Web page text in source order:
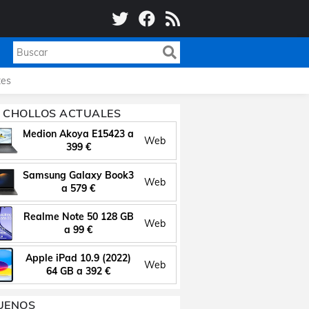
CHOLLOS ACTUALES
Medion Akoya E15423 a
399 €
Web
Samsung Galaxy Book3
a 579 €
Web
Realme Note 50 128 GB
a 99 €
Web
Apple iPad 10.9 (2022)
64 GB a 392 €
Web